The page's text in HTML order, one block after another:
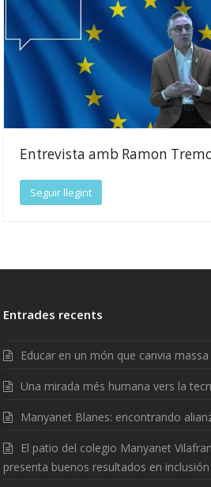
Entrevista amb Ramon
Seguir llegint
Entrades recents
Educar en un món que canvia
Una mirada més humana vers la
Manyanet Blanes: encontrando
El patio del colegio Manyanet
presenta buenos resultados en inclusión